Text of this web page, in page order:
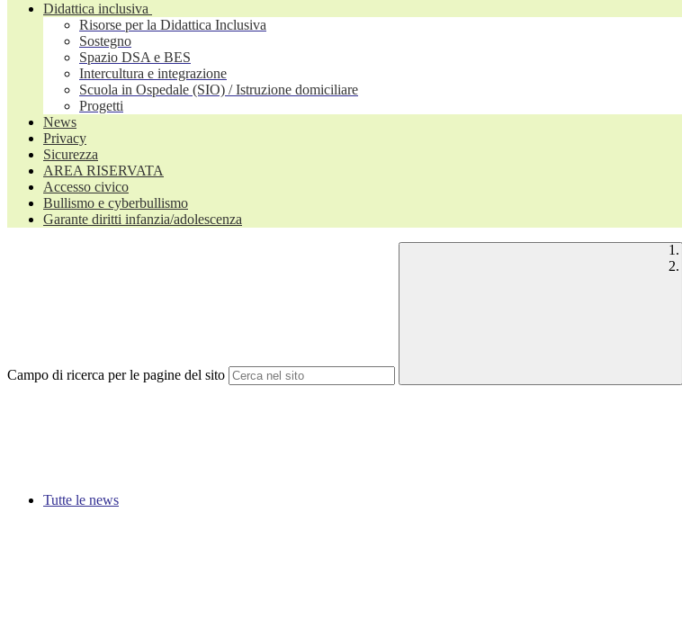
Didattica inclusiva
Risorse per la Didattica Inclusiva
Sostegno
Spazio DSA e BES
Intercultura e integrazione
Scuola in Ospedale (SIO) / Istruzione domiciliare
Progetti
News
Privacy
Sicurezza
AREA RISERVATA
Accesso civico
Bullismo e cyberbullismo
Garante diritti infanzia/adolescenza
Campo di ricerca per le pagine del sito
Tutte le news